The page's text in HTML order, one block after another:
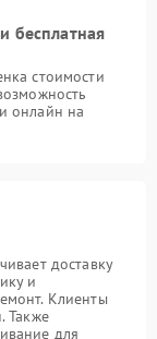
бесплатная
стоимости
онлайн на
доставку
и
Клиенты
Также
для